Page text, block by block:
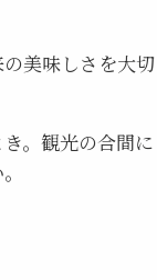
美味しさを大切
。観光の合間に